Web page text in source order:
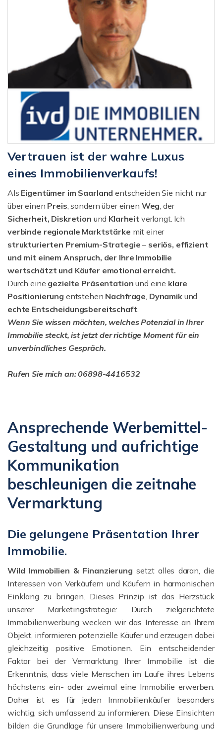
Vertrauen ist der wahre Luxus
eines Immobilienverkaufs!
Als Eigentümer im Saarland entscheiden Sie nicht nur
über einen Preis, sondern über einen Weg, der
Sicherheit, Diskretion und Klarheit verlangt. Ich
verbinde regionale Marktstärke mit einer
strukturierten Premium-Strategie – seriös, effizient
und mit einem Anspruch, der Ihre Immobilie
wertschätzt und Käufer emotional erreicht.
Durch eine gezielte Präsentation und eine klare
Positionierung entstehen Nachfrage, Dynamikund
echte Entscheidungsbereitschaft.
Wenn Sie wissen möchten, welches Potenzial in Ihrer
Immobilie steckt, ist jetzt der richtige Moment für ein
unverbindliches Gespräch.
Rufen Sie mich an: 06898-4416532
Ansprechende Werbemittel-
Gestaltung und aufrichtige
Kommunikation
beschleunigen die zeitnahe
Vermarktung
Die gelungene Präsentation Ihrer
Immobilie.
Wild Immobilien & Finanzierung setzt alles daran, die
Interessen von Verkäufern und Käufern in harmonischen
Einklang zu bringen. Dieses Prinzip ist das Herzstück
unserer Marketingstrategie: Durch zielgerichtete
Immobilienwerbung wecken wir das Interesse an Ihrem
Objekt, informieren potenzielle Käufer und erzeugen dabei
gleichzeitig positive Emotionen. Ein entscheidender
Faktor bei der Vermarktung Ihrer Immobilie ist die
Erkenntnis, dass viele Menschen im Laufe ihres Lebens
höchstens ein- oder zweimal eine Immobilie erwerben.
Daher ist es für jeden Immobilienkäufer besonders
wichtig, sich umfassend zu informieren. Diese Einsichten
bilden die Grundlage für unsere Immobilienwerbung und